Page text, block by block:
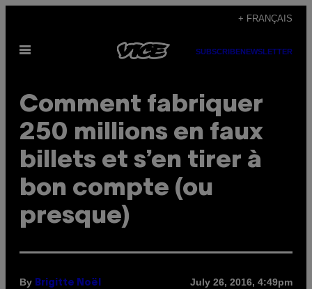
content
+ FRANÇAIS
Open
SUBSCRIBENEWSLETTER
Comment fabriquer
250 millions en faux
billets et s’en tirer à
bon compte (ou
presque)
By Brigitte Noël July 26, 2016, 4:49pm